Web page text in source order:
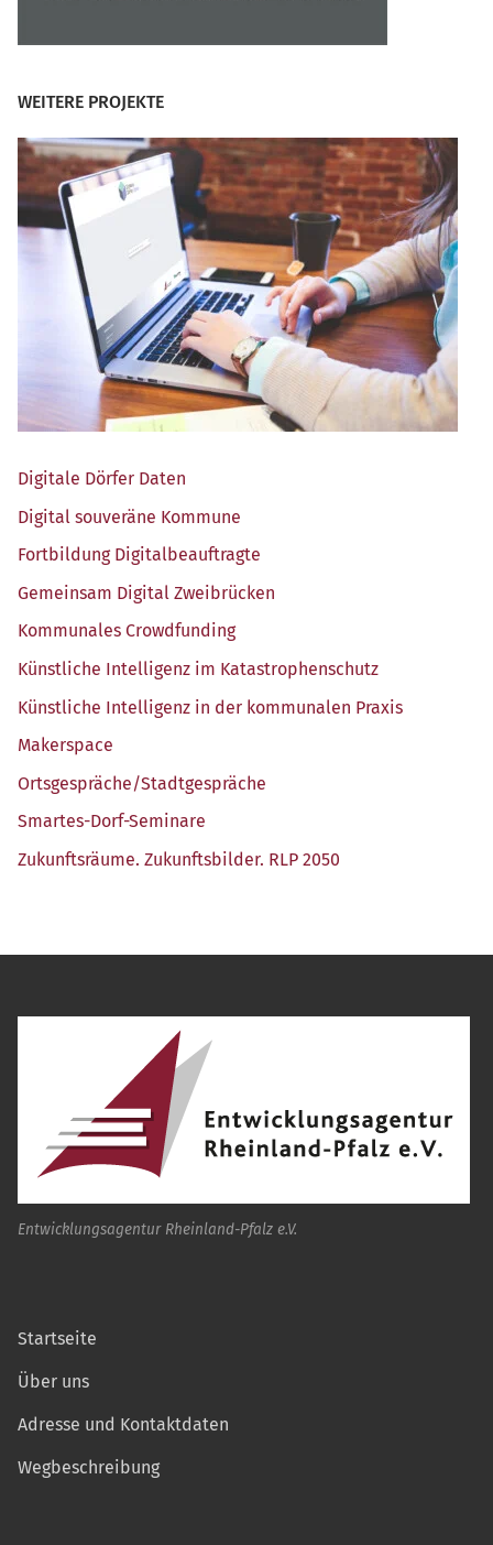
WEITERE PROJEKTE
Digi­ta­le Dör­fer Daten
Digi­tal sou­ve­rä­ne Kommune
Fort­bil­dung Digitalbeauftragte
Gemein­sam Digi­tal Zweibrücken
Kom­mu­na­les Crowdfunding
Künst­li­che Intel­li­genz im Katastrophenschutz
Künst­li­che Intel­li­genz in der kom­mu­na­len Praxis
Maker­space
Ortsgespräche/​Stadtgespräche
Smar­tes-Dorf-Semi­na­re
Zukunfts­räu­me. Zukunfts­bil­der. RLP 2050
Entwicklungsagentur Rheinland-Pfalz e.V.
Startseite
Über uns
Adresse und Kontaktdaten
Wegbeschreibung